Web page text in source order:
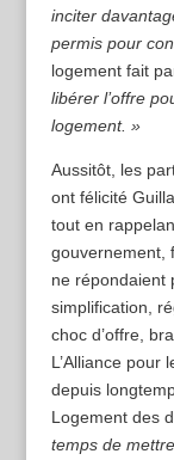
inciter
permis pour
logement fait
libérer l’offre
logement. »
Aussitôt, les
ont félicité
tout en
gouvernement,
ne répondaient
simplification,
choc d’offre,
L’Alliance pour
depuis
Logement des
temps de